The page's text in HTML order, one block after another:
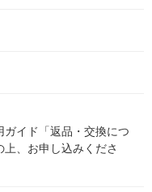
ガイド「返品・交換につ
、お申し込みくださ